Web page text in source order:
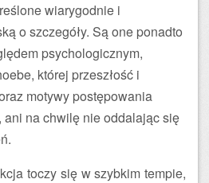
wiarygodnie i
o szczegóły. Są one ponadto
psychologicznym,
której przeszłość i
motywy postępowania
na chwilę nie oddalając się
toczy się w szybkim tempie,